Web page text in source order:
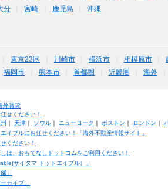
分 宮崎 鹿児島 沖縄
東京23区 川崎市 横浜市 相模原市
福岡市 熊本市 首都圏 近畿圏 海外
外賃貸
せください！
天津｜ ソウル｜ ニューヨーク ボストン ロンドン
イブルにお任せください！「海外不動産情報サイト」
ください！
は、おもてなしドットコムをご利用ください！
サイタマ ドットエイブル）」
」
カイブ」